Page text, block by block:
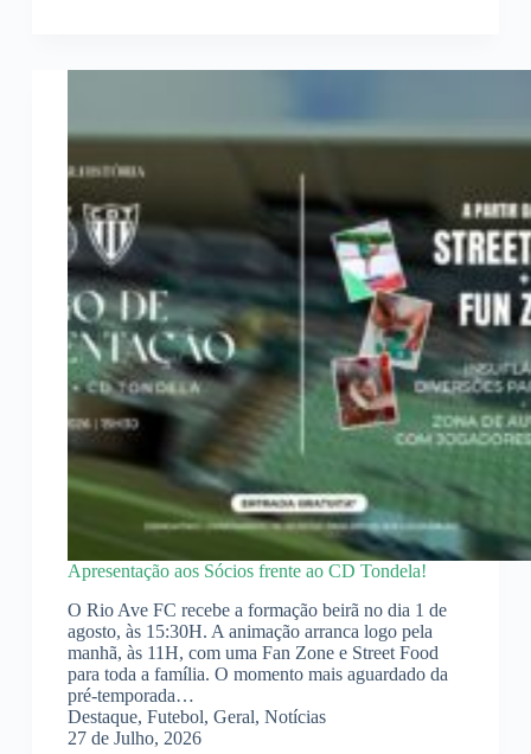
Apresentação aos Sócios frente ao CD Tondela!
O Rio Ave FC recebe a formação beirã no dia 1 de
agosto, às 15:30H. A animação arranca logo pela
manhã, às 11H, com uma Fan Zone e Street Food
para toda a família. O momento mais aguardado da
pré-temporada…
Destaque, Futebol, Geral, Notícias
27 de Julho, 2026